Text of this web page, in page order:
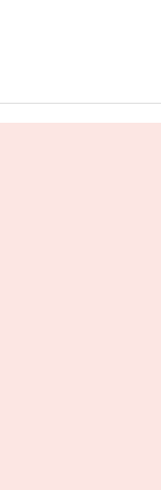
Hamley Books